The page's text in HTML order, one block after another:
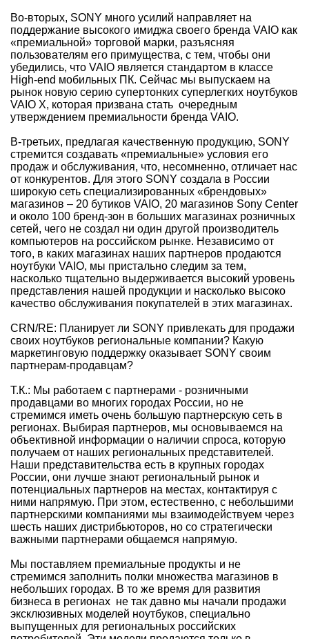
Во-вторых, SONY много усилий направляет на
поддержание высокого имиджа своего бренда VAIO как
«премиальной» торговой марки, разъясняя
пользователям его примущества, с тем, чтобы они
убедились, что VAIO является стандартом в классе
High-end мобильных ПК. Сейчас мы выпускаем на
рынок новую серию супертонких суперлегких ноутбуков
VAIO X, которая призвана стать очередным
утверждением премиальности бренда VAIO.
В-третьих, предлагая качественную продукцию, SONY
стремится создавать «премиальные» условия его
продаж и обслуживания, что, несомненно, отличает нас
от конкурентов. Для этого SONY создала в России
широкую сеть специализированных «брендовых»
магазинов – 20 бутиков VAIO, 20 магазинов Sony Center
и около 100 бренд-зон в больших магазинах розничных
сетей, чего не создал ни один другой производитель
компьютеров на российском рынке. Независимо от
того, в каких магазинах наших партнеров продаются
ноутбуки VAIO, мы пристально следим за тем,
насколько тщательно выдерживается высокий уровень
представления нашей продукции и насколько высоко
качество обслуживания покупателей в этих магазинах.
CRN/RE: Планирует ли SONY привлекать для продажи
своих ноутбуков региональные компании? Какую
маркетинговую поддержку оказывает SONY своим
партнерам-продавцам?
Т.К.: Мы работаем с партнерами - розничными
продавцами во многих городах России, но не
стремимся иметь очень большую партнерскую сеть в
регионах. Выбирая партнеров, мы основываемся на
объективной информации о наличии спроса, которую
получаем от наших региональных представителей.
Наши представительства есть в крупных городах
России, они лучше знают региональный рынок и
потенциальных партнеров на местах, контактируя с
ними напрямую. При этом, естественно, с небольшими
партнерскими компаниями мы взаимодействуем через
шесть наших дистрибьюторов, но со стратегически
важными партнерами общаемся напрямую.
Мы поставляем премиальные продукты и не
стремимся заполнить полки множества магазинов в
небольших городах. В то же время для развития
бизнеса в регионах не так давно мы начали продажи
эксклюзивных моделей ноутбуков, специально
выпущенных для региональных российских